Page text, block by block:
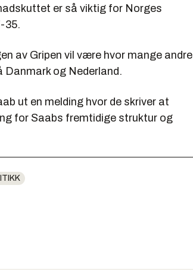
er så viktig for Norges
35.
av Gripen vil være hvor mange andre
Danmark og Nederland.
ut en melding hvor de skriver at
for Saabs fremtidige struktur og